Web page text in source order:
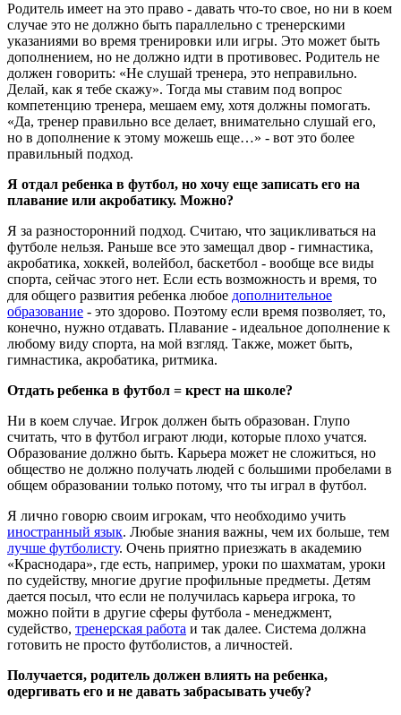
Родитель имеет на это право - давать что-то свое, но ни в коем
случае это не должно быть параллельно с тренерскими
указаниями во время тренировки или игры. Это может быть
дополнением, но не должно идти в противовес. Родитель не
должен говорить: «Не слушай тренера, это неправильно.
Делай, как я тебе скажу». Тогда мы ставим под вопрос
компетенцию тренера, мешаем ему, хотя должны помогать.
«Да, тренер правильно все делает, внимательно слушай его,
но в дополнение к этому можешь еще…» - вот это более
правильный подход.
Я отдал ребенка в футбол, но хочу еще записать его на
плавание или акробатику. Можно?
Я за разносторонний подход. Считаю, что зацикливаться на
футболе нельзя. Раньше все это замещал двор - гимнастика,
акробатика, хоккей, волейбол, баскетбол - вообще все виды
спорта, сейчас этого нет. Если есть возможность и время, то
для общего развития ребенка любое дополнительное
образование - это здорово. Поэтому если время позволяет, то,
конечно, нужно отдавать. Плавание - идеальное дополнение к
любому виду спорта, на мой взгляд. Также, может быть,
гимнастика, акробатика, ритмика.
Отдать ребенка в футбол = крест на школе?
Ни в коем случае. Игрок должен быть образован. Глупо
считать, что в футбол играют люди, которые плохо учатся.
Образование должно быть. Карьера может не сложиться, но
общество не должно получать людей с большими пробелами в
общем образовании только потому, что ты играл в футбол.
Я лично говорю своим игрокам, что необходимо учить
иностранный язык. Любые знания важны, чем их больше, тем
лучше футболисту. Очень приятно приезжать в академию
«Краснодара», где есть, например, уроки по шахматам, уроки
по судейству, многие другие профильные предметы. Детям
дается посыл, что если не получилась карьера игрока, то
можно пойти в другие сферы футбола - менеджмент,
судейство, тренерская работа и так далее. Система должна
готовить не просто футболистов, а личностей.
Получается, родитель должен влиять на ребенка,
одергивать его и не давать забрасывать учебу?